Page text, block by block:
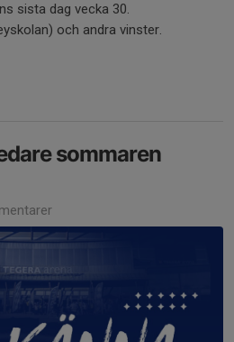
sista dag vecka 30.
och andra vinster.
sommaren